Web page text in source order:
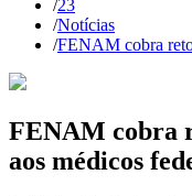
/23
/Notícias
/FENAM cobra
FENAM cobra
aos médicos